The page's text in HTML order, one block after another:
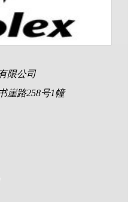
限公司
崖路258号1幢